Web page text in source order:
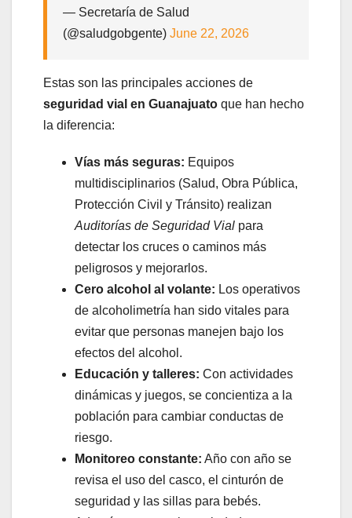
— Secretaría de Salud
(@saludgobgente) June 22, 2026
Estas son las principales acciones de
seguridad vial en Guanajuato que han hecho
la diferencia:
Vías más seguras: Equipos
multidisciplinarios (Salud, Obra Pública,
Protección Civil y Tránsito) realizan
Auditorías de Seguridad Vial para
detectar los cruces o caminos más
peligrosos y mejorarlos.
Cero alcohol al volante: Los operativos
de alcoholimetría han sido vitales para
evitar que personas manejen bajo los
efectos del alcohol.
Educación y talleres: Con actividades
dinámicas y juegos, se concientiza a la
población para cambiar conductas de
riesgo.
Monitoreo constante: Año con año se
revisa el uso del casco, el cinturón de
seguridad y las sillas para bebés.